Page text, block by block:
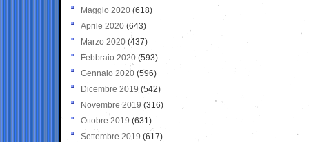
Maggio 2020 (618)
Aprile 2020 (643)
Marzo 2020 (437)
Febbraio 2020 (593)
Gennaio 2020 (596)
Dicembre 2019 (542)
Novembre 2019 (316)
Ottobre 2019 (631)
Settembre 2019 (617)